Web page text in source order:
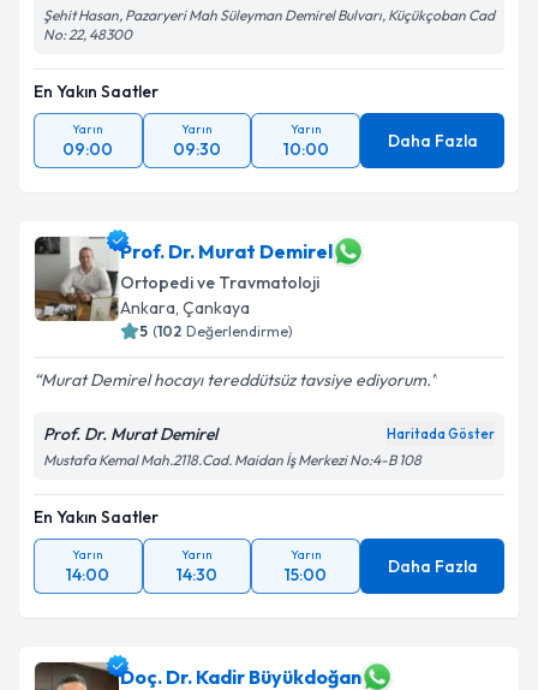
Şehit Hasan, Pazaryeri Mah Süleyman Demirel Bulvarı, Küçükçoban Cad
No: 22, 48300
En Yakın Saatler
Yarın
09:00
Yarın
09:30
Yarın
10:00 Daha Fazla
Prof. Dr. Murat Demirel
Ortopedi ve Travmatoloji
Ankara, Çankaya
5 (102 Değerlendirme)
Murat Demirel hocayı tereddütsüz tavsiye ediyorum.
Prof. Dr. Murat Demirel Haritada Göster
Mustafa Kemal Mah.2118.Cad. Maidan İş Merkezi No:4-B 108
En Yakın Saatler
Yarın
14:00
Yarın
14:30
Yarın
15:00 Daha Fazla
Doç. Dr. Kadir Büyükdoğan